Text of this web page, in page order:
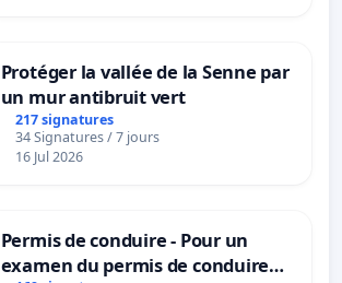
Protéger la vallée de la Senne par
un mur antibruit vert
217 signatures
34 Signatures / 7 jours
16 Jul 2026
Permis de conduire - Pour un
examen du permis de conduire